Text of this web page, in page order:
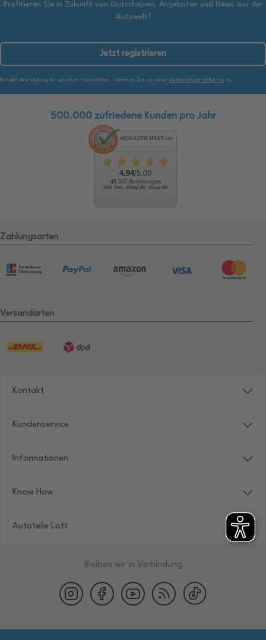
Profitieren Sie in Zukunft von Gutscheinen, Angeboten und News aus der
Autowelt!
Jetzt registrieren
Mit der Anmeldung für unseren Newsletter, stimmen Sie unseren Datenschutzrichtlinien zu.
500.000 zufriedene Kunden pro Jahr
4.94/5.00
48.247 Bewertungen
von hier, ebay.de, ebay.de
Zahlungsarten
Versandarten
Kontakt
Kundenservice
Informationen
Know How
Autoteile Lott
Bleiben wir in Verbindung